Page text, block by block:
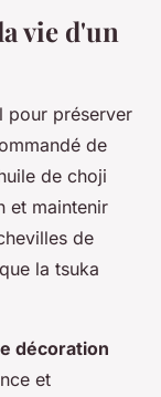
vie d'un
pour préserver
de
de choji
et maintenir
de
la tsuka
décoration
et